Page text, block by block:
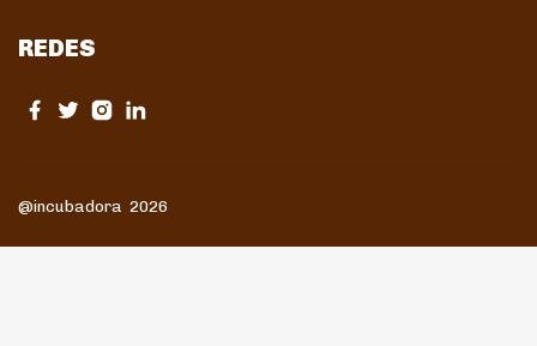
REDES
@incubadora 2026